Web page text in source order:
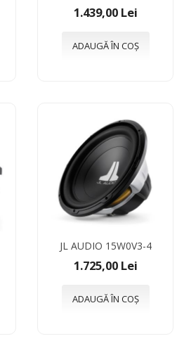
1.439,00 Lei
ADAUGĂ ÎN COȘ
JL AUDIO 15W0V3-4
1.725,00 Lei
ADAUGĂ ÎN COȘ